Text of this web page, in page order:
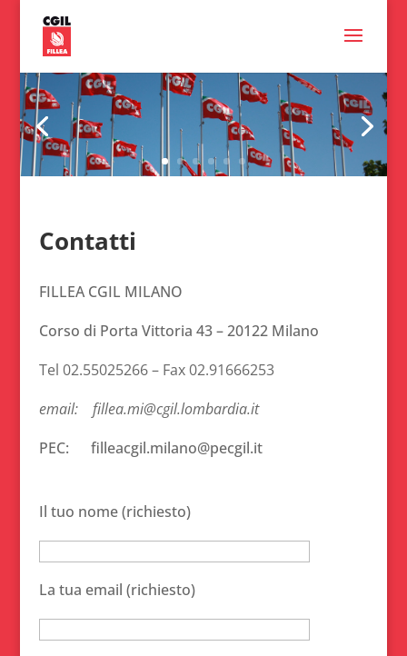
Contatti
FILLEA CGIL MILANO
Corso di Porta Vittoria 43 – 20122 Milano
Tel 02.55025266 – Fax 02.91666253
email: fillea.mi@cgil.lombardia.it
PEC: filleacgil.milano@pecgil.it
Il tuo nome (richiesto)
La tua email (richiesto)